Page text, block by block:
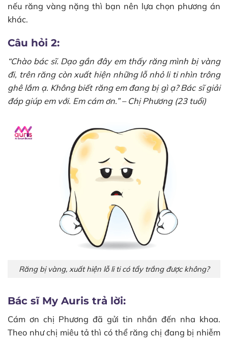
nếu răng vàng nặng thì bạn nên lựa chọn phương án
khác.
Câu hỏi 2:
“Chào bác sĩ. Dạo gần đây em thấy răng mình bị vàng
đi, trên răng còn xuất hiện những lỗ nhỏ li ti nhìn trông
ghê lắm ạ. Không biết răng em đang bị gì ạ? Bác sĩ giải
đáp giúp em với. Em cám ơn.” – Chị Phương (23 tuổi)
Răng bị vàng, xuất hiện lỗ li ti có tẩy trắng được không?
Bác sĩ My Auris trả lời:
Cám ơn chị Phương đã gửi tin nhắn đến nha khoa.
Theo như chị miêu tả thì có thể răng chị đang bị nhiễm